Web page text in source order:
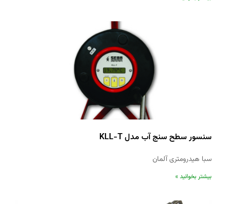
سنسور سطح سنج آب مدل KLL-T
سبا هیدرومتری آلمان
بیشتر بخوانید »